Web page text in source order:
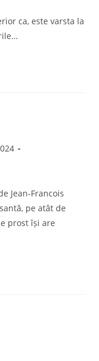
ca, este varsta la
Jean-Francois
pe atât de
prost își are